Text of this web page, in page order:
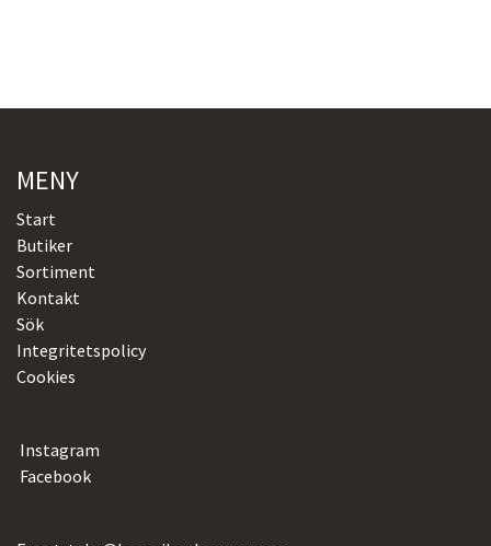
MENY
Start
Butiker
Sortiment
Kontakt
Sök
Integritetspolicy
Cookies
Instagram
Facebook